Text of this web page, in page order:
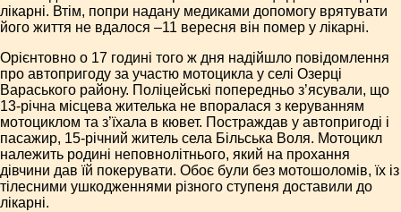
лікарні. Втім, попри надану медиками допомогу врятувати
його життя не вдалося –11 вересня він помер у лікарні.
Орієнтовно о 17 годині того ж дня надійшло повідомлення
про автопригоду за участю мотоцикла у селі Озерці
Вараського району. Поліцейські попередньо з’ясували, що
13-річна місцева жителька не впоралася з керуванням
мотоциклом та з’їхала в кювет. Постраждав у автопригоді і
пасажир, 15-річний житель села Більська Воля. Мотоцикл
належить родині неповнолітнього, який на прохання
дівчини дав їй покерувати. Обоє були без мотошоломів, їх із
тілесними ушкодженнями різного ступеня доставили до
лікарні.